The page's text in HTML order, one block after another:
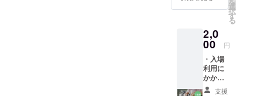
せてい
分ずつ
を想定
してい
ます)。
※購入者
様がご
利用で
ことに
対し
て、店
内の保
護ねこ
たちの
写真入
を作っ
てくだ
さった
ことに
対し
て、店
内の雰
ケット
を送付
ンク付
き)。 ※
複数購
入大歓
迎！ ※
定休日/
貸切り
選
択
す
る
2,0
00 円
・入場
利用に
かかる
料金の1
支援